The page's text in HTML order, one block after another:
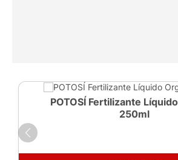
POTOSÍ Fertilizante
250ml